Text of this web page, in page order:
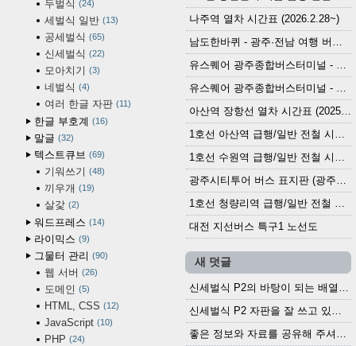
두벌식 24
세벌식 일반 13
공세벌식 65
신세벌식 22
모아치기 3
네벌식 4
여러 한글 자판 11
한글 부호계 16
말글 32
텍스트큐브 69
기워쓰기 48
끼우개 19
살갗 2
워드프레스 14
라이믹스 9
그물터 관리 90
웹 서버 26
도메인 5
HTML, CSS 12
JavaScript 10
PHP 24
나주역 열차 시간표 (2026.2.28~)
아산역 장항선 열차 시간표 (2025.12.30 기준) (무궁화호, ITX-마음, 새마을호, 서해금빛열차)
대전 지선버스 특구1 노선도
새 덧글